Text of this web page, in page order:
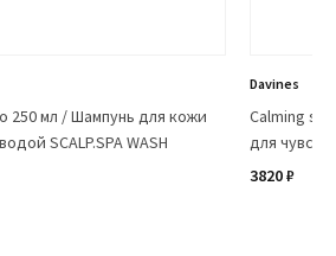
250 мл / Шампунь для кожи
SCALP.SPA WASH
Davines
Calming
для
3820 ₽